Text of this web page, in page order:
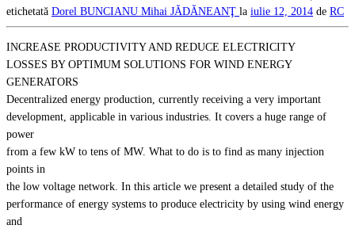
etichetată Dorel BUNCIANU Mihai JĂDĂNEANŢ la iulie 12, 2014 de RC
INCREASE PRODUCTIVITY AND REDUCE ELECTRICITY
LOSSES BY OPTIMUM SOLUTIONS FOR WIND ENERGY
GENERATORS
Decentralized energy production, currently receiving a very important
development, applicable in various industries. It covers a huge range of
power
from a few kW to tens of MW. What to do is to find as many injection
points in
the low voltage network. In this article we present a detailed study of the
performance of energy systems to produce electricity by using wind energy
and